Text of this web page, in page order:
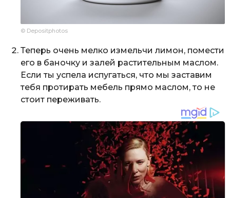
© Depositphotos
Теперь очень мелко измельчи лимон, помести
его в баночку и залей растительным маслом.
Если ты успела испугаться, что мы заставим
тебя протирать мебель прямо маслом, то не
стоит переживать.